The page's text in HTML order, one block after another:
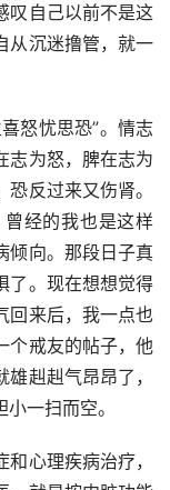
叹自己以前不是这
从沉迷撸管，就一
怒忧思恐”。情志
志为怒，脾在志为
反过来又伤肾。
经的我也是这样
倾向。那段日子真
了。现在想想觉得
回来后，我一点也
个戒友的帖子，他
赳赳气昂昂了，
一扫而空。
心理疾病治疗，